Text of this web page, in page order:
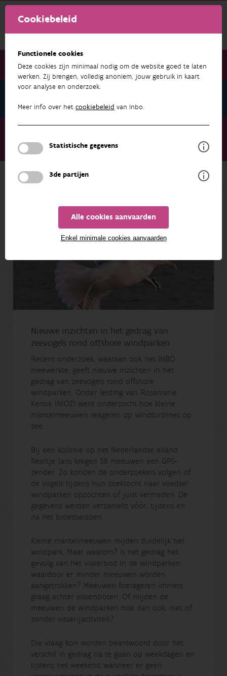
Cookiebeleid
Functionele cookies
Deze cookies zijn minimaal nodig om de website goed te laten
werken. Zij brengen, volledig anoniem, jouw gebruik in kaart
voor analyse en onderzoek.
Meer info over het cookiebeleid van Inbo.
Statistische gegevens
3de partijen
Alle cookies aanvaarden
Enkel minimale cookies aanvaarden
Nieuwsbrief juli 2026
Nieuwe inzichten in het gedrag van zeevogels rond offshore
windparken
Nieuwe inzichten in het gedrag van
zeevogels rond offshore windparken
Recent onderzoek, waaraan ook het INBO
meewerkte, geeft nieuwe inzichten in het
gedrag van zeevogels rond offshore
windparken. Onder leiding van Rosemarie
Kentie (NIOZ) werd onderzocht hoe kleine
mantelmeeuwen reageren op windturbines op
zee.
Bij een kolonie op het Nederlandse eiland
Neeltje Jans kregen 58 meeuwen een GPS-
zender. Zo konden de onderzoekers volgen of
de vogels tijdens hun zoektocht naar voedsel
windparken opzochten of juist vermeden. De
gegevens werden verzameld vóór, tijdens en
na het broedseizoen.
Kleine mantelmeeuwen mijden duidelijk het
windpark. Maar waarom? Is het gedrag het
gevolg van het visverbod in de windparken
waardoor er minder meeuwen worden
aangetrokken? Meeuwen foerageren immers
graag achter vissersboten. Of mijden de
meeuwen de windparken hoe dan ook, met of
zonder visserijactiviteit?
Die vraag kon worden beantwoord door het
verschil in gedrag na te gaan op weekdagen en
tijdens het weekend wanneer er geen